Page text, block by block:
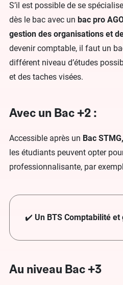
S’il est possible de se
dès le bac avec un bac pro
gestion des organisations et
devenir comptable, il faut un
différent niveau d’études
et des taches visées.
Avec un Bac +2 :
Accessible après un Bac
les étudiants peuvent opter
professionnalisante, par
✔️ Un BTS Comptabilité et
Au niveau Bac +3